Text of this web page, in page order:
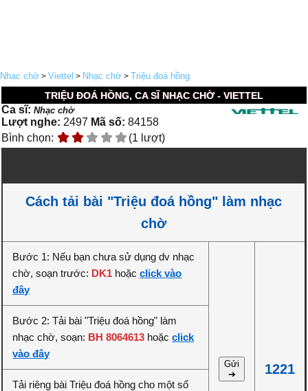
Nhạc chờ > Viettel > Nhạc chờ > Triệu đoá hồng
TRIỆU ĐOÁ HỒNG, CA SĨ NHẠC CHỜ - VIETTEL
Ca sĩ:Nhạc chờ
Lượt nghe: 2497 Mã số: 84158
Bình chọn:
(1 lượt)
Cách tải bài "Triệu đoá hồng" làm nhạc
chờ
Bước 1: Nếu bạn chưa sử dụng dv nhạc
chờ, soạn trước: DK1 hoặcclick vào
đây
Gửi
➔
1221
Bước 2: Tải bài "Triệu đoá hồng" làm
nhạc chờ, soạn: BH 8064613 hoặcclick
vào đây
Tải riêng bài Triệu đoá hồng cho một số